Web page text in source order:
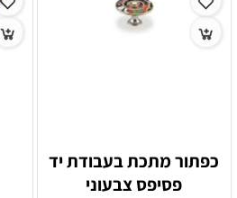
כפתור מתכת בעבודת יד
פסיפס צבעוני